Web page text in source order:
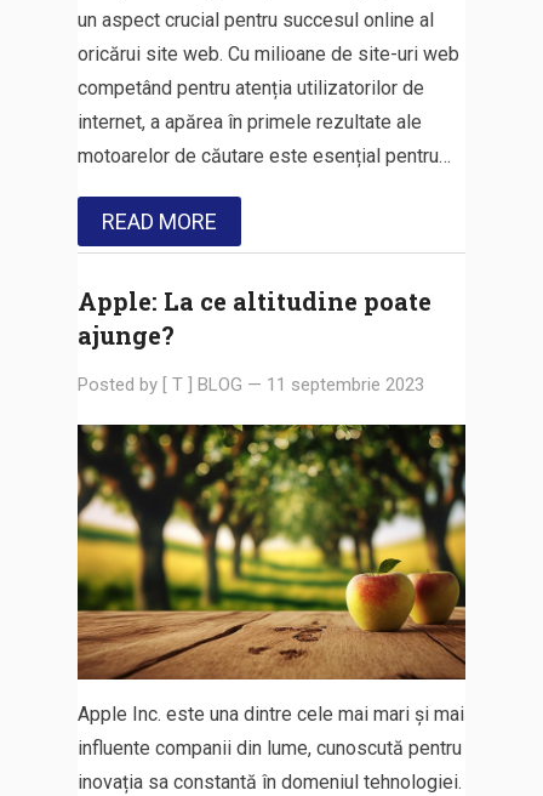
un aspect crucial pentru succesul online al
oricărui site web. Cu milioane de site-uri web
competând pentru atenția utilizatorilor de
internet, a apărea în primele rezultate ale
motoarelor de căutare este esențial pentru…
READ MORE
Apple: La ce altitudine poate
ajunge?
Posted by [ T ] BLOG — 11 septembrie 2023
Apple Inc. este una dintre cele mai mari și mai
influente companii din lume, cunoscută pentru
inovația sa constantă în domeniul tehnologiei.